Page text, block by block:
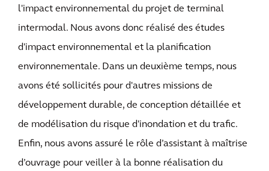
l'impact environnemental du projet de terminal
intermodal. Nous avons donc réalisé des études
d'impact environnemental et la planification
environnementale. Dans un deuxième temps, nous
avons été sollicités pour d'autres missions de
développement durable, de conception détaillée et
de modélisation du risque d'inondation et du trafic.
Enfin, nous avons assuré le rôle d’assistant à maîtrise
d’ouvrage pour veiller à la bonne réalisation du